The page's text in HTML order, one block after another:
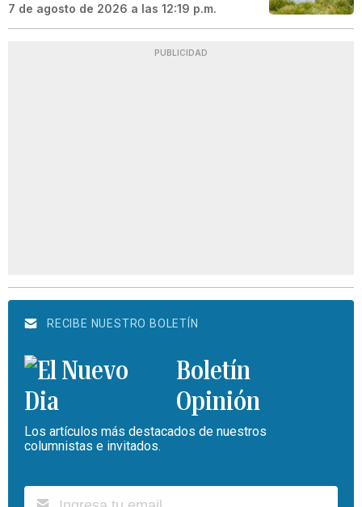
7 de agosto de 2026 a las 12:19 p.m.
PUBLICIDAD
RECIBE NUESTRO BOLETÍN
Boletín
Opinión
Los artículos más destacados de nuestros
columnistas e invitados.